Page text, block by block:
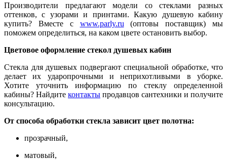
Производители предлагают модели со стеклами разных
оттенков, с узорами и принтами. Какую душевую кабину
купить? Вместе с www.parly.ru (оптовы поставщик) мы
поможем определиться, на каком цвете остановить выбор.
Цветовое оформление стекол душевых кабин
Стекла для душевых подвергают специальной обработке, что
делает их ударопрочными и неприхотливыми в уборке.
Хотите уточнить информацию по стеклу определенной
кабины? Найдите контакты продавцов сантехники и получите
консультацию.
От способа обработки стекла зависит цвет полотна:
прозрачный,
матовый,